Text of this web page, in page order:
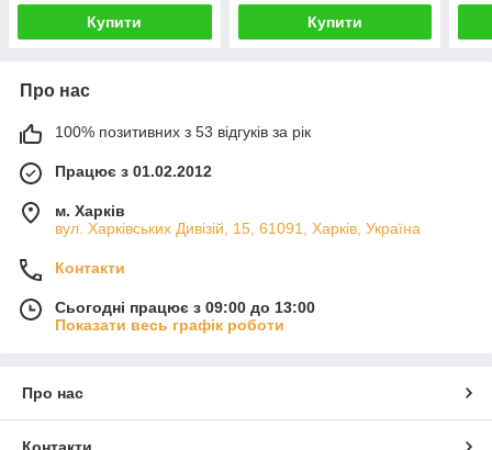
Купити Купити
Про нас
100% позитивних з 53 відгуків за рік
Працює з 01.02.2012
м. Харків
вул. Харківських Дивізій, 15, 61091, Харків, Україна
Контакти
Сьогодні працює з 09:00 до 13:00
Показати весь графік роботи
Про нас